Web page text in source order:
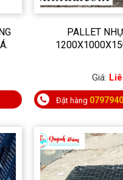
PALLET
Giá:
Đặt hàng